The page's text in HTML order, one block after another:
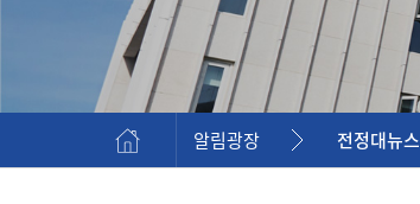
알림광장 전정대뉴스